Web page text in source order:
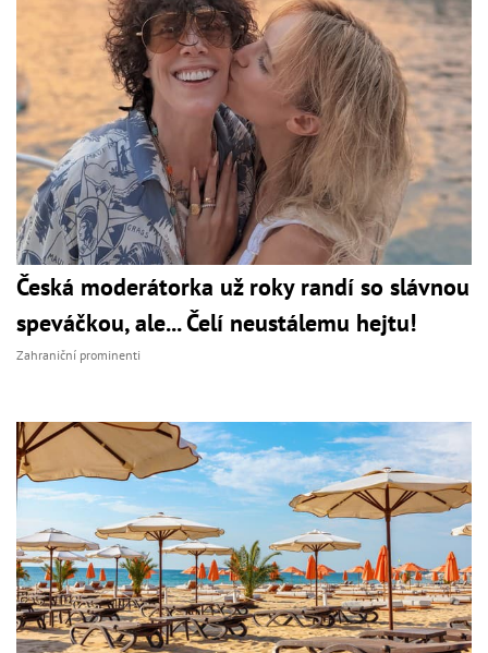
Česká moderátorka už roky randí so slávnou
speváčkou, ale... Čelí neustálemu hejtu!
Zahraniční prominenti